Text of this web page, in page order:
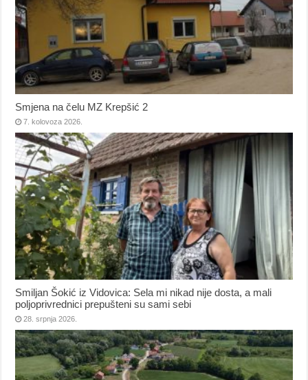
Smjena na čelu MZ Krepšić 2
7. kolovoza 2026.
Smiljan Šokić iz Vidovica: Sela mi nikad nije dosta, a mali
poljoprivrednici prepušteni su sami sebi
28. srpnja 2026.